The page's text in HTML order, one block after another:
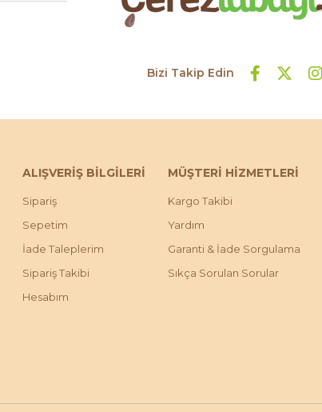
Bizi Takip Edin
ALIŞVERİŞ BİLGİLERİ
Sipariş
Sepetim
İade Taleplerim
Sipariş Takibi
Hesabım
MÜŞTERİ HİZMETLERİ
Kargo Takibi
Yardım
Garanti & İade Sorgulama
Sıkça Sorulan Sorular